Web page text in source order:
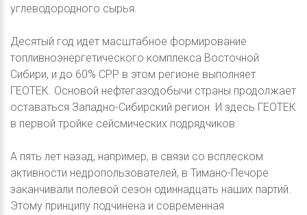
углеводородного сырья.
Десятый год идет масштабное формирование
топливноэнергетического комплекса Восточной
Сибири, и до 60% СРР в этом регионе выполняет
ГЕОТЕК. Основой нефтегазодобычи страны продолжает
оставаться Западно-Сибирский регион. И здесь ГЕОТЕК
в первой тройке сейсмических подрядчиков.
А пять лет назад, например, в связи со всплеском
активности недропользователей, в Тимано-Печоре
заканчивали полевой сезон одиннадцать наших партий.
Этому принципу подчинена и современная